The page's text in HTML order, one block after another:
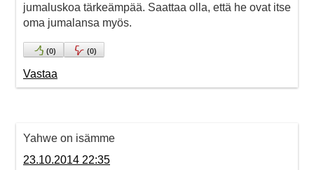
jumaluskoa tärkeämpää. Saattaa olla, että he ovat itse
oma jumalansa myös.
(0) (0)
Vastaa
Yahwe on isämme
23.10.2014 22:35